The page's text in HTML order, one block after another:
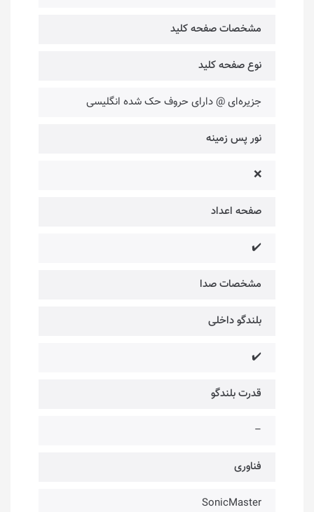
مشخصات صفحه کلید
نوع صفحه کلید
جزیره‌ای @ دارای حروف حک شده انگلیسی
نور پس زمینه
❌
صفحه اعداد
✔️
مشخصات صدا
بلندگو داخلی
✔️
قدرت بلندگو
–
فناوری‌
SonicMaster